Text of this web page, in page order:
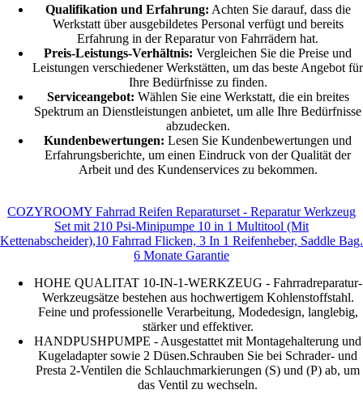
Qualifikation und Erfahrung: Achten Sie darauf, dass die
Werkstatt über ausgebildetes Personal verfügt und bereits
Erfahrung in der Reparatur von Fahrrädern hat.
Preis-Leistungs-Verhältnis: Vergleichen Sie die Preise und
Leistungen verschiedener Werkstätten, um das beste Angebot für
Ihre Bedürfnisse zu finden.
Serviceangebot: Wählen Sie eine Werkstatt, die ein breites
Spektrum an Dienstleistungen anbietet, um alle Ihre Bedürfnisse
abzudecken.
Kundenbewertungen: Lesen Sie Kundenbewertungen und
Erfahrungsberichte, um einen Eindruck von der Qualität der
Arbeit und des Kundenservices zu bekommen.
COZYROOMY Fahrrad Reifen Reparaturset - Reparatur Werkzeug
Set mit 210 Psi-Minipumpe 10 in 1 Multitool (Mit
Kettenabscheider),10 Fahrrad Flicken, 3 In 1 Reifenheber, Saddle Bag.
6 Monate Garantie
HOHE QUALITAT 10-IN-1-WERKZEUG - Fahrradreparatur-
Werkzeugsätze bestehen aus hochwertigem Kohlenstoffstahl.
Feine und professionelle Verarbeitung, Modedesign, langlebig,
stärker und effektiver.
HANDPUSHPUMPE - Ausgestattet mit Montagehalterung und
Kugeladapter sowie 2 Düsen.Schrauben Sie bei Schrader- und
Presta 2-Ventilen die Schlauchmarkierungen (S) und (P) ab, um
das Ventil zu wechseln.